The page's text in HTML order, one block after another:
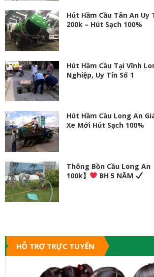
Hút Hầm Cầu Tân An Uy
200k – Hút Sạch 100%
Hút Hầm Cầu Tại Vĩnh
Nghiệp, Uy Tín Số 1
Hút Hầm Cầu Long An
Xe Mới Hút Sạch 100%
Thông Bồn Cầu Long An
100k】
BH 5 NĂM
HỖ TRỢ TRỰC TUYẾN